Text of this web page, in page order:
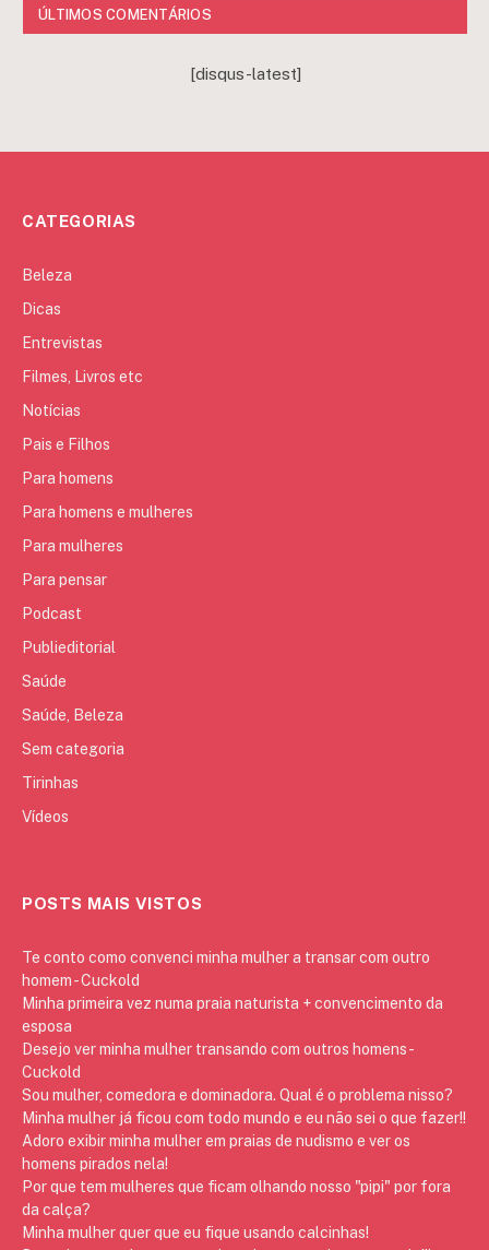
ÚLTIMOS COMENTÁRIOS
[disqus-latest]
CATEGORIAS
Beleza
Dicas
Entrevistas
Filmes, Livros etc
Notícias
Pais e Filhos
Para homens
Para homens e mulheres
Para mulheres
Para pensar
Podcast
Publieditorial
Saúde
Saúde, Beleza
Sem categoria
Tirinhas
Vídeos
POSTS MAIS VISTOS
Te conto como convenci minha mulher a transar com outro
homem - Cuckold
Minha primeira vez numa praia naturista + convencimento da
esposa
Desejo ver minha mulher transando com outros homens -
Cuckold
Sou mulher, comedora e dominadora. Qual é o problema nisso?
Minha mulher já ficou com todo mundo e eu não sei o que fazer!!
Adoro exibir minha mulher em praias de nudismo e ver os
homens pirados nela!
Por que tem mulheres que ficam olhando nosso "pipi" por fora
da calça?
Minha mulher quer que eu fique usando calcinhas!